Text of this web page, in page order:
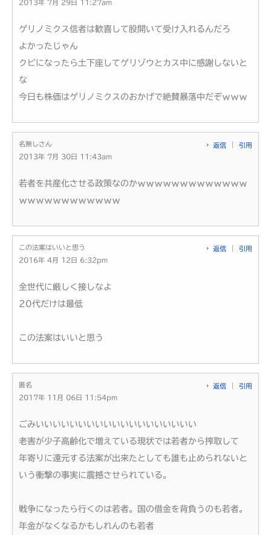
2013年 7月 29日 11:27am
ゲリノミクス信者は歓喜して股開いて受け入れるんだろ
よかったじゃん
クビになったら土下座してゲリゾウとカス中に感謝しないと
な
今日も株価はゲリノミクスのおかげで絶賛暴落中だぞｗｗｗ
名無しさん
2013年 7月 30日 11:43am
返信 引用
若者を共産化させる政策なのかｗｗｗｗｗｗｗｗｗｗｗｗｗ
ｗｗｗｗｗｗｗｗｗｗｗｗ
この法案はいいと思う
2016年 4月 12日 6:32pm
返信 引用
全世代に厳しく接しなよ
20代だけは最低
この法案はいいと思う
匿名
2017年 11月 06日 11:54pm
返信 引用
ごみいいいいいいいいいいいいいいいいいいい
老害が少子高齢化で増えている現状では若者から搾取して
年寄りに還元する法案が出来たとしても誰も止められないと
いう衝撃の事実に震撼させられている。
戦争になったら行くのは若者。国の借金を背負うのも若者。
年金がなくなるかもしれんのも若者